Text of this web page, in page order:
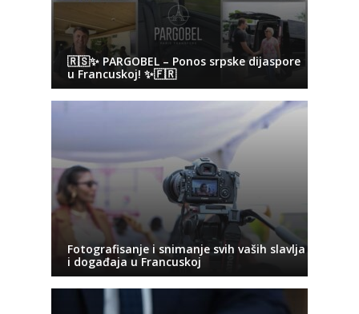
🇷🇸✨ PARGOBEL – Ponos srpske dijaspore
u Francuskoj! ✨🇫🇷
Fotografisanje i snimanje svih vaših slavlja
i događaja u Francuskoj